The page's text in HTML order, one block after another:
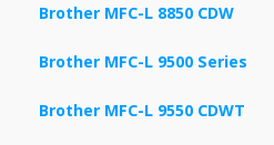
Brother MFC-L 8850 CDW
Brother MFC-L 9500 Series
Brother MFC-L 9550 CDWT